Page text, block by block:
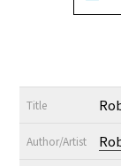
Title
Author/Artist